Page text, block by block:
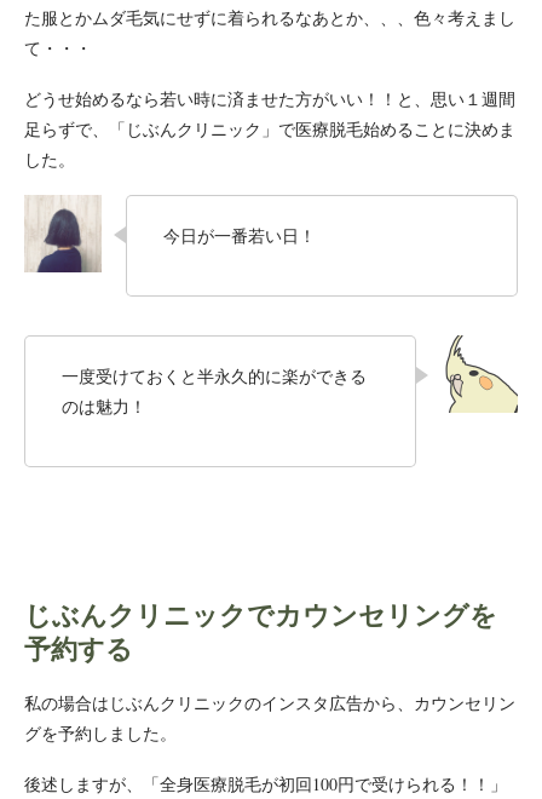
た服とかムダ毛気にせずに着られるなあとか、、、色々考えまし
て・・・
どうせ始めるなら若い時に済ませた方がいい！！と、思い１週間
足らずで、「じぶんクリニック」で医療脱毛始めることに決めま
した。
今日が一番若い日！
一度受けておくと半永久的に楽ができる
のは魅力！
じぶんクリニックでカウンセリングを
予約する
私の場合はじぶんクリニックのインスタ広告から、カウンセリン
グを予約しました。
後述しますが、「全身医療脱毛が初回100円で受けられる！！」